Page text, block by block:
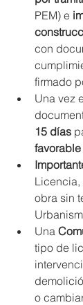
PEM) e
con
firmado
Una vez
15 días
favorable
Licencia,
obra sin
Una
tipo de
o